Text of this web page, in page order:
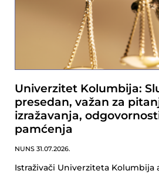
Univerzitet Kolumbija:
presedan, važan za
izražavanja,
pamćenja
NUNS 31.07.2026.
Istraživači Univerziteta Kolumbija